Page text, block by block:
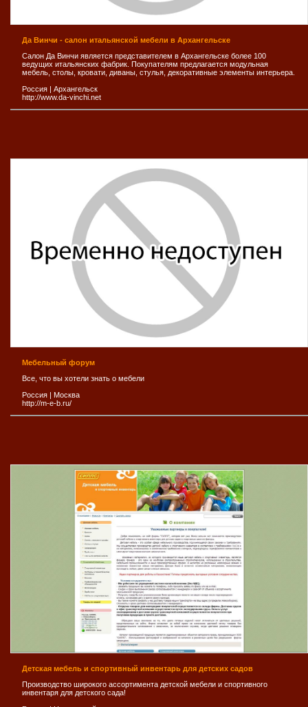
Да Винчи - салон итальянской мебели в Архангельске
Салон Да Винчи является представителем в Архангельске более 100
ведущих итальянских фабрик. Покупателям предлагается модульная
мебель, столы, кровати, диваны, стулья, декоративные элементы интерьера.
Россия
Архангельск
http://www.da-vinchi.net
Мебельный форум
Все, что вы хотели знать о мебели
Россия
Москва
http://m-e-b.ru/
Детская мебель и спортивный инвентарь для детских садов
Производство широкого ассортимента детской мебели и спортивного
инвентаря для детского сада!